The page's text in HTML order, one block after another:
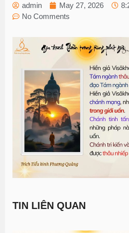
admin May 27, 2026
No Comments
TIN LIÊN QUAN